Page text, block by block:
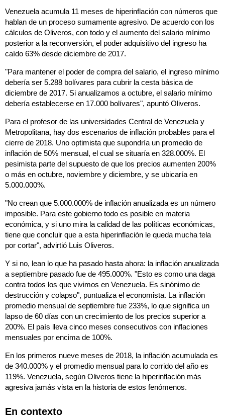
Venezuela acumula 11 meses de hiperinflación con números que
hablan de un proceso sumamente agresivo. De acuerdo con los
cálculos de Oliveros, con todo y el aumento del salario mínimo
posterior a la reconversión, el poder adquisitivo del ingreso ha
caído 63% desde diciembre de 2017.
"Para mantener el poder de compra del salario, el ingreso mínimo
debería ser 5.288 bolívares para cubrir la cesta básica de
diciembre de 2017. Si anualizamos a octubre, el salario mínimo
debería establecerse en 17.000 bolívares", apuntó Oliveros.
Para el profesor de las universidades Central de Venezuela y
Metropolitana, hay dos escenarios de inflación probables para el
cierre de 2018. Uno optimista que supondría un promedio de
inflación de 50% mensual, el cual se situaría en 328.000%. El
pesimista parte del supuesto de que los precios aumenten 200%
o más en octubre, noviembre y diciembre, y se ubicaría en
5.000.000%.
"No crean que 5.000.000% de inflación anualizada es un número
imposible. Para este gobierno todo es posible en materia
económica, y si uno mira la calidad de las políticas económicas,
tiene que concluir que a esta hiperinflación le queda mucha tela
por cortar", advirtió Luis Oliveros.
Y si no, lean lo que ha pasado hasta ahora: la inflación anualizada
a septiembre pasado fue de 495.000%. "Esto es como una daga
contra todos los que vivimos en Venezuela. Es sinónimo de
destrucción y colapso", puntualiza el economista. La inflación
promedio mensual de septiembre fue 233%, lo que significa un
lapso de 60 días con un crecimiento de los precios superior a
200%. El país lleva cinco meses consecutivos con inflaciones
mensuales por encima de 100%.
En los primeros nueve meses de 2018, la inflación acumulada es
de 340.000% y el promedio mensual para lo corrido del año es
119%. Venezuela, según Oliveros tiene la hiperinflación más
agresiva jamás vista en la historia de estos fenómenos.
En contexto